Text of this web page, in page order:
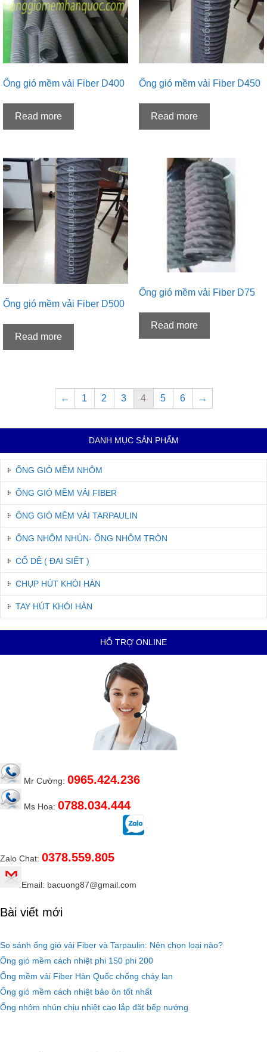
Ống gió mềm vải Fiber D400
Read more
Ống gió mềm vải Fiber D450
Read more
Ống gió mềm vải Fiber D500
Read more
Ống gió mềm vải Fiber D75
Read more
← 1 2 3 4 5 6 →
DANH MỤC SẢN PHẨM
ỐNG GIÓ MỀM NHÔM
ỐNG GIÓ MỀM VẢI FIBER
ỐNG GIÓ MỀM VẢI TARPAULIN
ỐNG NHÔM NHÚN- ỐNG NHÔM TRÒN
CỔ DÊ ( ĐAI SIẾT )
CHỤP HÚT KHÓI HÀN
TAY HÚT KHÓI HÀN
HỖ TRỢ ONLINE
Mr Cường: 0965.424.236
Ms Hoa: 0788.034.444
Zalo Chat: 0378.559.805
Email: bacuong87@gmail.com
Bài viết mới
So sánh ống gió vải Fiber và Tarpaulin: Nên chọn loại nào?
Ống gió mềm cách nhiệt phi 150 phi 200
Ống mềm vải Fiber Hàn Quốc chống cháy lan
Ống gió mềm cách nhiệt bảo ôn tốt nhất
Ống nhôm nhún chịu nhiệt cao lắp đặt bếp nướng